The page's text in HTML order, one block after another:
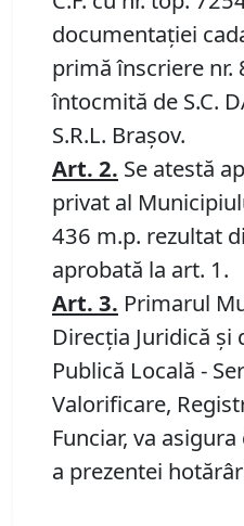
documentației
primă înscriere nr.
întocmită de S.C.
S.R.L. Brașov.
Art. 2. Se atestă
privat al
436 m.p. rezultat
aprobată la art. 1.
Art. 3. Primarul
Direcția Juridică
Publică Locală -
Valorificare,
Funciar, va
a prezentei